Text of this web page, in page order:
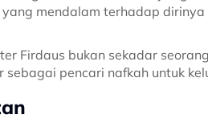
yang mendalam terhadap
Firdaus bukan sekadar
pencari nafkah untuk